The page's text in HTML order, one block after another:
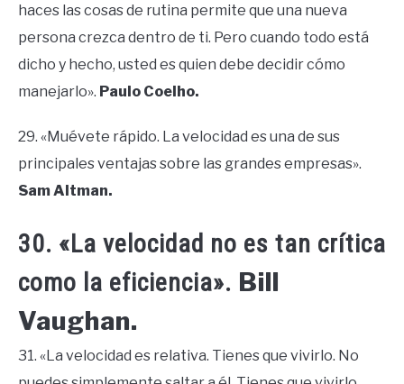
haces las cosas de rutina permite que una nueva
persona crezca dentro de ti. Pero cuando todo está
dicho y hecho, usted es quien debe decidir cómo
manejarlo». Paulo Coelho.
29. «Muévete rápido. La velocidad es una de sus
principales ventajas sobre las grandes empresas».
Sam Altman.
30. «La velocidad no es tan crítica
como la eficiencia». Bill
Vaughan.
31. «La velocidad es relativa. Tienes que vivirlo. No